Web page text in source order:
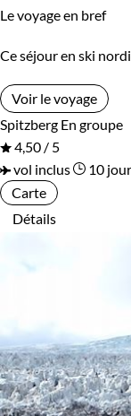
Le voyage en bref
Ce séjour en ski
Voir le voyage
Spitzberg En groupe
4,50 / 5
vol inclus
10
Carte
Détails